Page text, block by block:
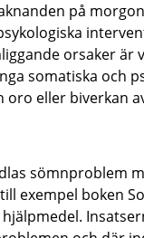
på
orsaker är
somatiska och
oro eller biverkan
sömnproblem
exempel boken